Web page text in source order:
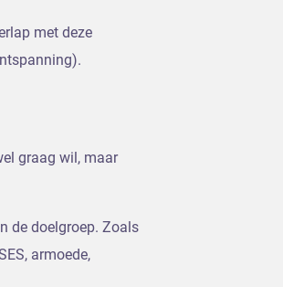
met deze
graag wil, maar
de doelgroep. Zoals
armoede,